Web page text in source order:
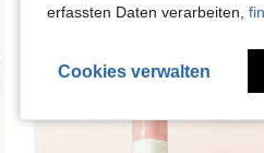
erfassten Daten verarbeiten,
Cookies verwalten